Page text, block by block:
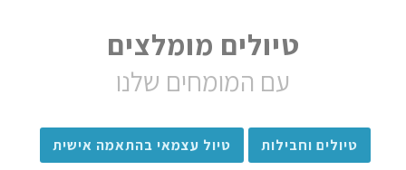
טיולים מומלצים
עם המומחים שלנו
טיולים וחבילות טיול עצמאי בהתאמה אישית